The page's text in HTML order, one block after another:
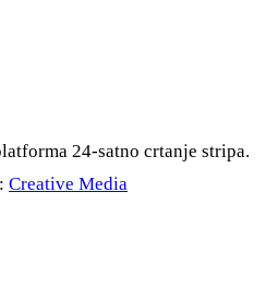
24-satno crtanje stripa.
Creative Media